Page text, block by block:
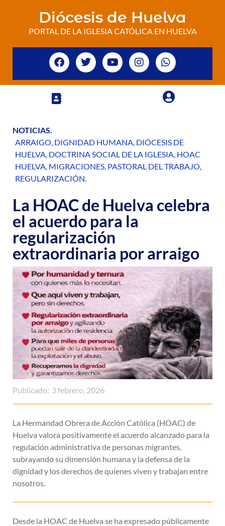
Diócesis de Huelva
PORTAL DE LA IGLESIA CATÓLICA EN HUELVA
NOTICIAS.
ARRAIGO, DIGNIDAD HUMANA, DIÓCESIS DE
HUELVA, DOCTRINA SOCIAL DE LA IGLESIA, HOAC
HUELVA, MIGRACIONES, PASTORAL DEL TRABAJO,
REGULARIZACIÓN.
La HOAC de Huelva celebra
el acuerdo para la
regularización
extraordinaria por arraigo
Publicado: 3 febrero, 2026
La Hermandad Obrera de Acción Católica (HOAC) de
Huelva valora positivamente el acuerdo alcanzado para la
regulación administrativa de personas migrantes,
subrayando su dimensión humana y la defensa de la
dignidad y los derechos de quienes viven y trabajan entre
nosotros.
Desde la HOAC de Huelva se ha expresado públicamente